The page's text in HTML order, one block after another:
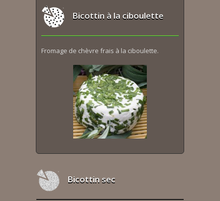
Bicottin à la ciboulette
Fromage de chèvre frais à la ciboulette.
Bicottin sec